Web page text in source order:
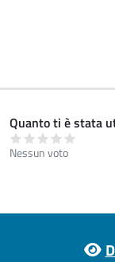
Quanto ti è stata
Nessun voto